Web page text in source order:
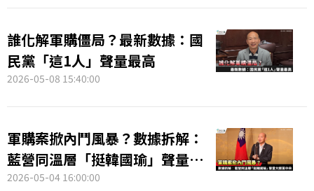
誰化解軍購僵局？最新數據：國
民黨「這1人」聲量最高
2026-05-08 15:40:00
軍購案掀內鬥風暴？數據拆解：
藍營同溫層「挺韓國瑜」聲量大
勝黨中央
2026-05-04 16:00:00